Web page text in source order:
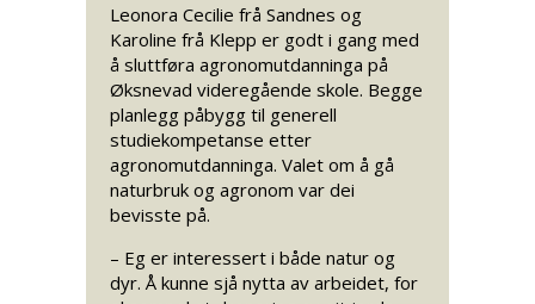
Leonora Cecilie frå Sandnes og
Karoline frå Klepp er godt i gang med
å sluttføra agronomutdanninga på
Øksnevad videregående skole. Begge
planlegg påbygg til generell
studiekompetanse etter
agronomutdanninga. Valet om å gå
naturbruk og agronom var dei
bevisste på.
– Eg er interessert i både natur og
dyr. Å kunne sjå nytta av arbeidet, for